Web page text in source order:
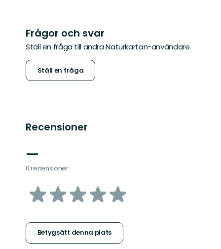
Frågor och svar
Ställ en fråga till andra Naturkartan-användare.
Ställ en fråga
Recensioner
—
0 recensioner
av
stjärnor
Betygsätt denna plats